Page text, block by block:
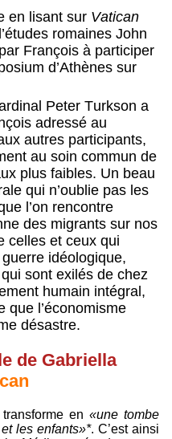
en lisant sur Vatican
romaines John
François à participer
d’Athènes sur
Peter Turkson a
adressé au
autres participants,
au soin commun de
plus faibles. Un beau
qui n’oublie pas les
l’on rencontre
des migrants sur nos
celles et ceux qui
idéologique,
sont exilés de chez
humain intégral,
que l’économisme
désastre.
de Gabriella
en «une tombe
les enfants»*. C’est ainsi